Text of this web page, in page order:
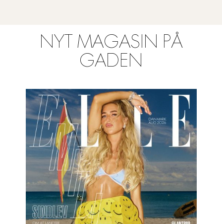
NYT MAGASIN PÅ
GADEN